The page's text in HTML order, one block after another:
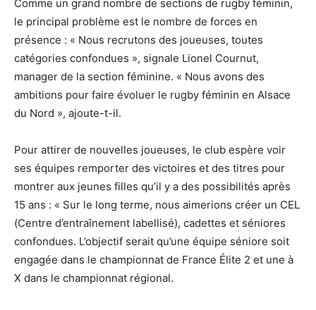
Comme un grand nombre de sections de rugby féminin,
le principal problème est le nombre de forces en
présence : « Nous recrutons des joueuses, toutes
catégories confondues », signale Lionel Cournut,
manager de la section féminine. « Nous avons des
ambitions pour faire évoluer le rugby féminin en Alsace
du Nord », ajoute-t-il.
Pour attirer de nouvelles joueuses, le club espère voir
ses équipes remporter des victoires et des titres pour
montrer aux jeunes filles qu’il y a des possibilités après
15 ans : « Sur le long terme, nous aimerions créer un CEL
(Centre d’entraînement labellisé), cadettes et séniores
confondues. L’objectif serait qu’une équipe séniore soit
engagée dans le championnat de France Élite 2 et une à
X dans le championnat régional.